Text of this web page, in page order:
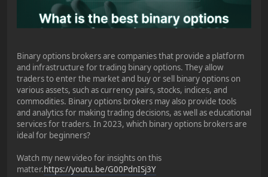
Binary options brokers are companies that provide a platform
and infrastructure for trading binary options. They allow
traders to enter the market and buy or sell binary options on
various assets, such as currency pairs, stocks, indices, and
commodities. Binary options brokers may also provide tools
and analytics for making trading decisions, as well as educational
services for traders. In 2023, which binary options brokers are
ideal for beginners?
Watch my new video for insights on this
matter.https://youtu.be/G00PdnISj3Y